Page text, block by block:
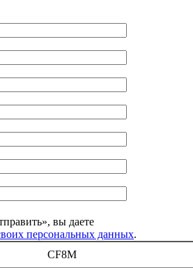
вы даете
персональных данных.
CF8M